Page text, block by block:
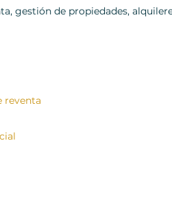
gestión de propiedades,
reventa